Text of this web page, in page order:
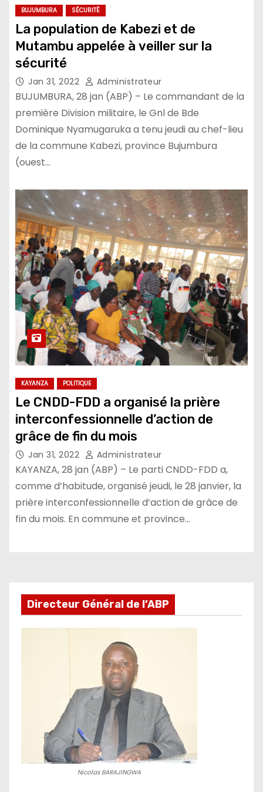
BUJUMBURA SÉCURITÉ
La population de Kabezi et de
Mutambu appelée à veiller sur la
sécurité
Jan 31, 2022 Administrateur
BUJUMBURA, 28 jan (ABP) – Le commandant de la
première Division militaire, le Gnl de Bde
Dominique Nyamugaruka a tenu jeudi au chef-lieu
de la commune Kabezi, province Bujumbura
(ouest…
KAYANZA POLITIQUE
Le CNDD-FDD a organisé la prière
interconfessionnelle d’action de
grâce de fin du mois
Jan 31, 2022 Administrateur
KAYANZA, 28 jan (ABP) – Le parti CNDD-FDD a,
comme d’habitude, organisé jeudi, le 28 janvier, la
prière interconfessionnelle d’action de grâce de
fin du mois. En commune et province…
Directeur Général de l’ABP
Nicolas BARAJINGWA